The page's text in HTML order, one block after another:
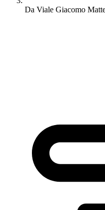
Da Viale Giacomo